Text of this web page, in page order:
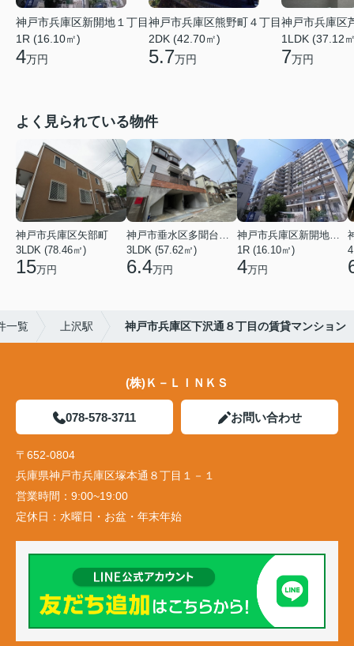
神戸市兵庫区新開地１丁目
1R (16.10㎡)
4万円
神戸市兵庫区熊野町４丁目
2DK (42.70㎡)
5.7万円
神戸市兵庫区
1LDK (37.12
7万円
よく見られている物件
神戸市兵庫区矢部町
3LDK (78.46㎡)
15万円
神戸市垂水区多聞台２丁目
3LDK (57.62㎡)
6.4万円
神戸市兵庫区新開地１丁目
1R (16.10㎡)
4万円
一覧 上沢駅 神戸市兵庫区下沢通８丁目の賃貸マンション
(株)Ｋ－ＬＩＮＫＳ
078-578-3711 お問い合わせ
〒652-0804
兵庫県神戸市兵庫区塚本通８丁目１－１
営業時間： 9:00~19:00
定休日： 水曜日・お盆・年末年始